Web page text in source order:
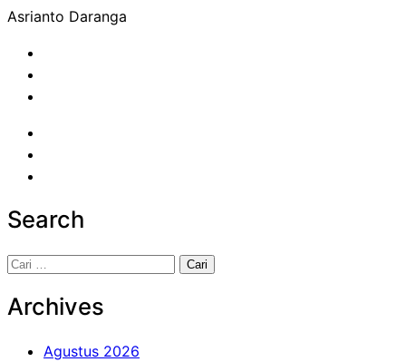
Asrianto Daranga
Search
Cari
Archives
Agustus 2026